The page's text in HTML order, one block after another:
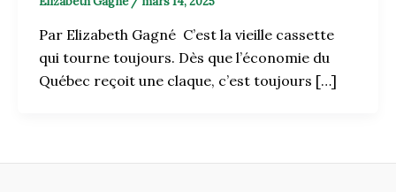
Par Elizabeth Gagné C’est la vieille cassette
qui tourne toujours. Dès que l’économie du
Québec reçoit une claque, c’est toujours […]